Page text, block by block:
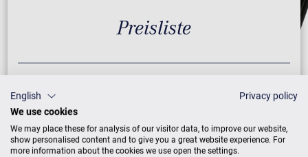
Preisliste
Schwarz mit Messing 15.900 €
English
Privacy policy
We use cookies
We may place these for analysis of our visitor data, to improve our website,
show personalised content and to give you a great website experience. For
more information about the cookies we use open the settings.